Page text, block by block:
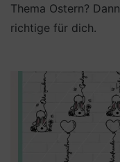
Thema Ostern?
richtige für dich.